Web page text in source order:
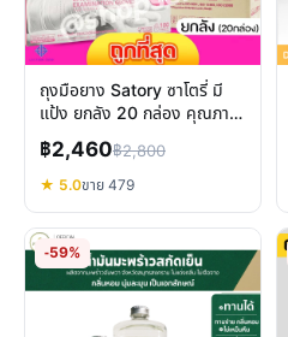
ถุงมือยาง Satory ซาโตรี่ มี
แป้ง ยกลัง 20 กล่อง คุณภาพ
ดี ใช้ได้หลากหลาย
฿2,460฿2,800
★ 5.0ขาย 479
-59%